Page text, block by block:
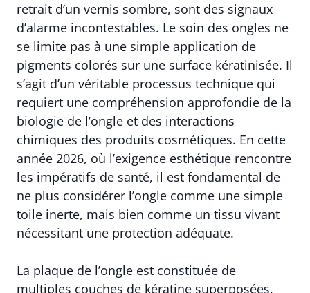
retrait d’un vernis sombre, sont des signaux
d’alarme incontestables. Le soin des ongles ne
se limite pas à une simple application de
pigments colorés sur une surface kératinisée. Il
s’agit d’un véritable processus technique qui
requiert une compréhension approfondie de la
biologie de l’ongle et des interactions
chimiques des produits cosmétiques. En cette
année 2026, où l’exigence esthétique rencontre
les impératifs de santé, il est fondamental de
ne plus considérer l’ongle comme une simple
toile inerte, mais bien comme un tissu vivant
nécessitant une protection adéquate.
La plaque de l’ongle est constituée de
multiples couches de kératine superposées,